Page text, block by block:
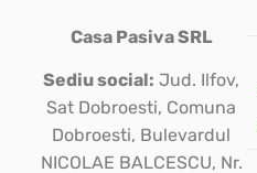
Casa Pasiva SRL
Sediu social: Jud. Ilfov,
Sat Dobroesti, Comuna
Dobroesti, Bulevardul
NICOLAE BALCESCU, Nr.